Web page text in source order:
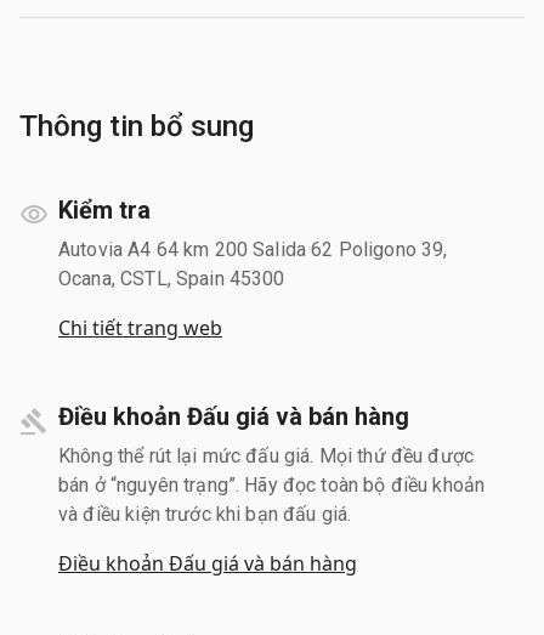
Thông tin bổ sung
Kiểm tra
Autovia A4 64 km 200 Salida 62 Poligono 39,
Ocana, CSTL, Spain 45300
Chi tiết trang web
Điều khoản Đấu giá và bán hàng
Không thể rút lại mức đấu giá. Mọi thứ đều được
bán ở “nguyên trạng”. Hãy đọc toàn bộ điều khoản
và điều kiện trước khi bạn đấu giá.
Điều khoản Đấu giá và bán hàng